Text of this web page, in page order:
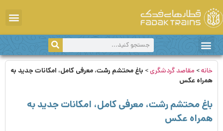
خانه> مقاصد گردشگری> باغ محتشم رشت، معرفی کامل، امکانات جدید به
همراه عکس
باغ محتشم رشت، معرفی کامل، امکانات جدید به
همراه عکس